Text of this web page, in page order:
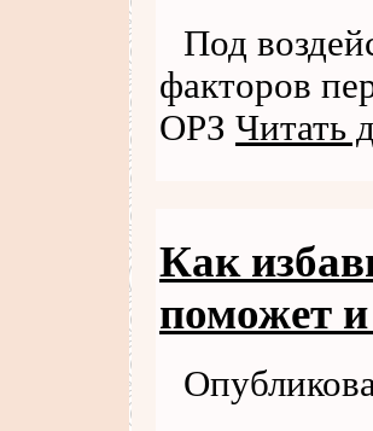
Под
факторов
ОРЗ Читать
Как
поможет